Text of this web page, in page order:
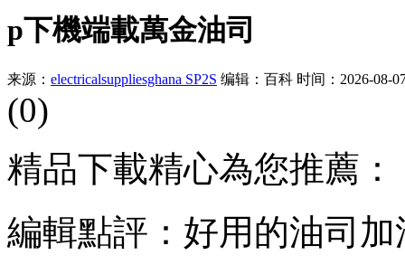
p下機端載萬金油司
来源： electricalsuppliesghana SP2S 编辑：百科 时间：2026-08-
(0)
精品下載精心為您推薦：
編輯點評：好用的油司加